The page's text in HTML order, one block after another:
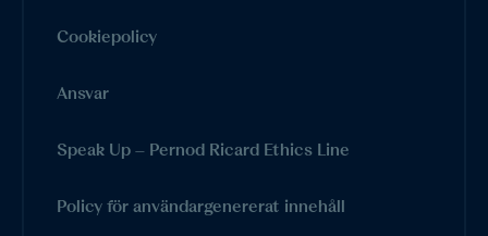
Cookiepolicy
Ansvar
Speak Up – Pernod Ricard Ethics Line
Policy för användargenererat innehåll